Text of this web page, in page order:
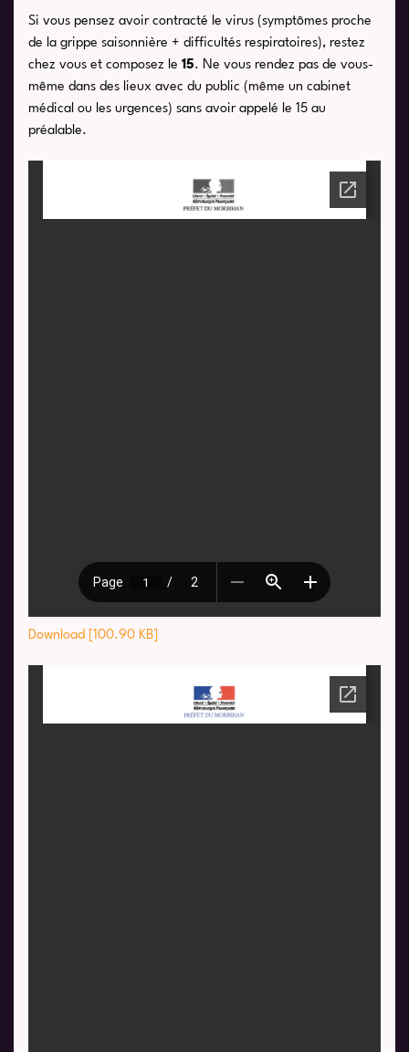
Si vous pensez avoir contracté le virus (symptômes proche
de la grippe saisonnière + difficultés respiratoires), restez
chez vous et composez le15. Ne vous rendez pas de vous-
même dans des lieux avec du public (même un cabinet
médical ou les urgences) sans avoir appelé le 15 au
préalable.
Download [100.90 KB]